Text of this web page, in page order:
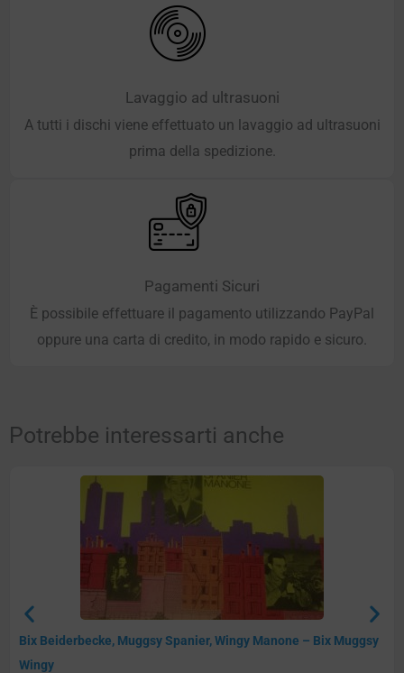
Lavaggio ad ultrasuoni
A tutti i dischi viene effettuato un lavaggio ad ultrasuoni
prima della spedizione.
Pagamenti Sicuri
È possibile effettuare il pagamento utilizzando PayPal
oppure una carta di credito, in modo rapido e sicuro.
Potrebbe interessarti anche
Bix Beiderbecke, Muggsy Spanier, Wingy Manone – Bix Muggsy
Wingy